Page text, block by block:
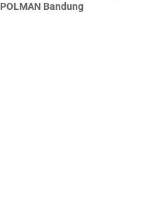
POLMAN Bandung